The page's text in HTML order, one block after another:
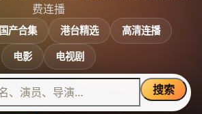
费连播
国产合集 港台精选
高清连播
电影
电视剧
搜索